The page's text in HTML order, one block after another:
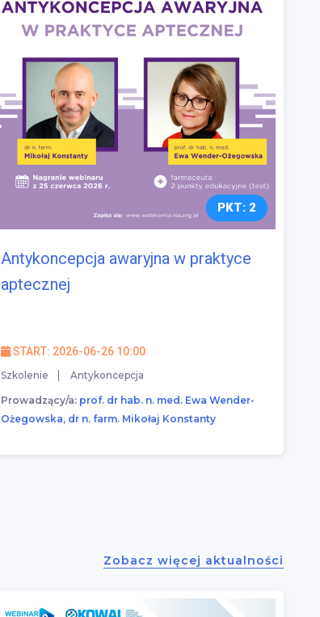
PKT: 2
Antykoncepcja awaryjna w praktyce
aptecznej
START: 2026-06-26 10:00
Szkolenie Antykoncepcja
Prowadzący/a: prof. dr hab. n. med. Ewa Wender-
Ożegowska, dr n. farm. Mikołaj Konstanty
Zobacz więcej aktualności